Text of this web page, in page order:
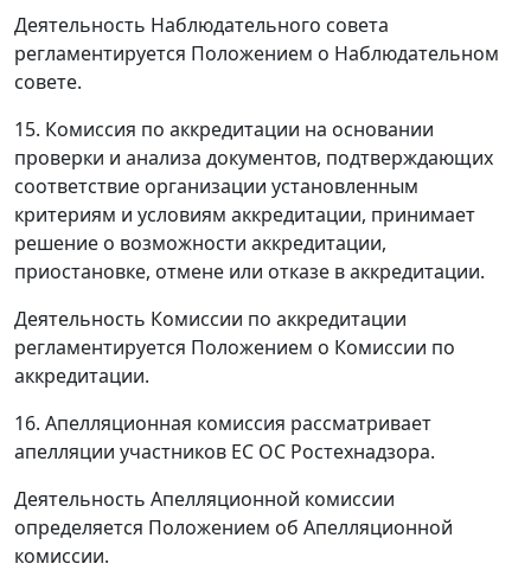
Деятельность Наблюдательного совета
регламентируется Положением о Наблюдательном
совете.
15. Комиссия по аккредитации на основании
проверки и анализа документов, подтверждающих
соответствие организации установленным
критериям и условиям аккредитации, принимает
решение о возможности аккредитации,
приостановке, отмене или отказе в аккредитации.
Деятельность Комиссии по аккредитации
регламентируется Положением о Комиссии по
аккредитации.
16. Апелляционная комиссия рассматривает
апелляции участников ЕС ОС Ростехнадзора.
Деятельность Апелляционной комиссии
определяется Положением об Апелляционной
комиссии.